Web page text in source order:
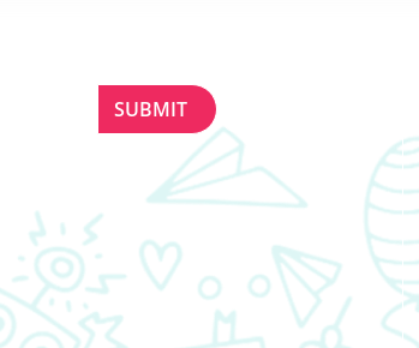
Contact
Use.
Please
leave
this
field
blank.